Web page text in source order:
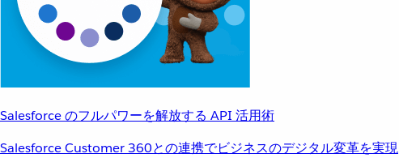
Salesforce のフルパワーを解放する API 活用術
Salesforce Customer 360との連携でビジネスのデジタル変革を実現